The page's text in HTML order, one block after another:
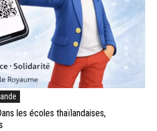
les écoles thaïlandaises,